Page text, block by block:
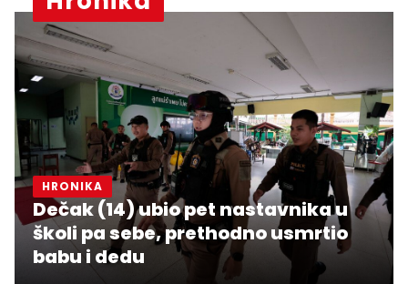
HRONIKA
Dečak (14) ubio pet nastavnika u
školi pa sebe, prethodno usmrtio
babu i dedu